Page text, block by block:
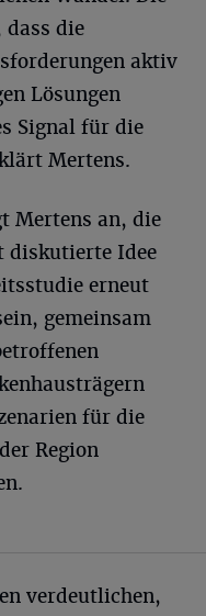
dass die
aktiv
Lösungen
Signal für die
Mertens.
Mertens an, die
diskutierte Idee
erneut
gemeinsam
für die
Region
verdeutlichen,